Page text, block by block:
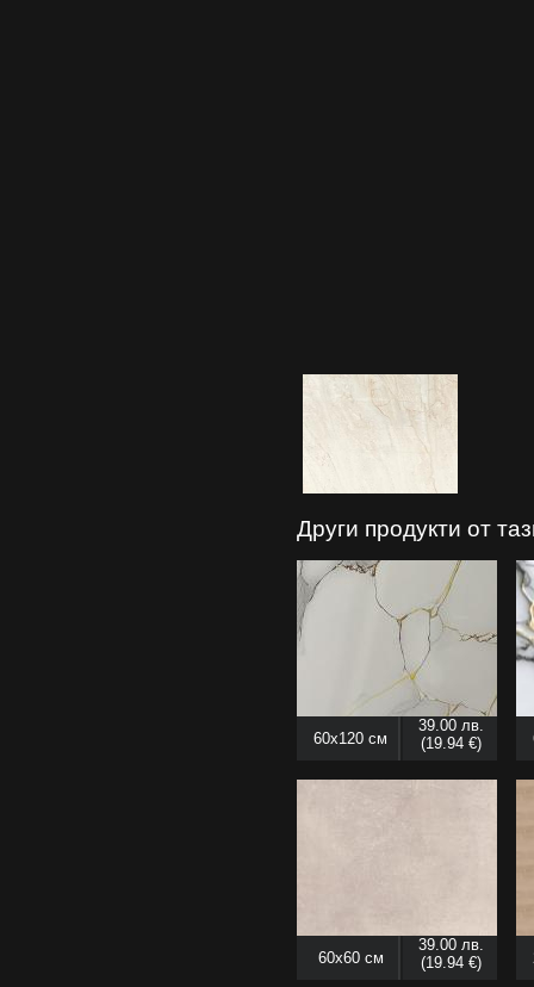
Други продукти от
60x120 см
39.00 лв.
(19.94 €)
60x60 см
39.00 лв.
(19.94 €)